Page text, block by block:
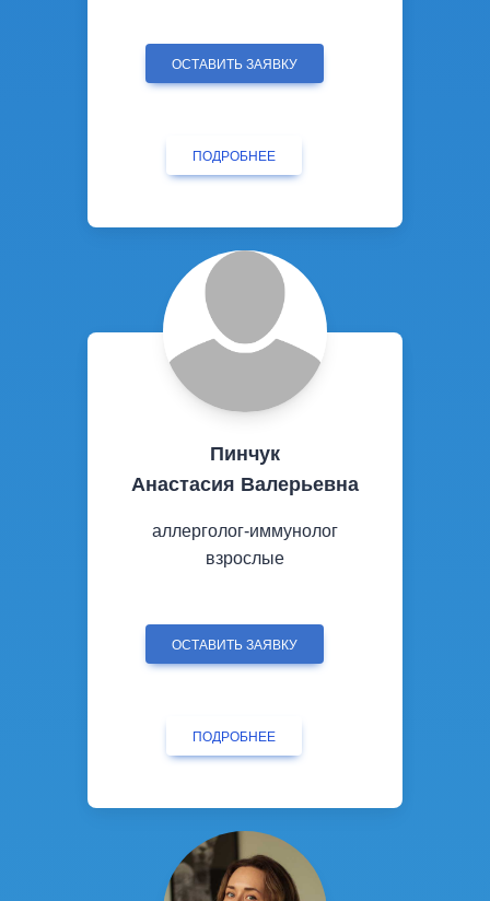
ОСТАВИТЬ ЗАЯВКУ
ПОДРОБНЕЕ
Пинчук
Анастасия Валерьевна
аллерголог-иммунолог
взрослые
ОСТАВИТЬ ЗАЯВКУ
ПОДРОБНЕЕ